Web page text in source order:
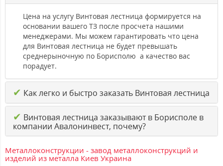
Цена на услугу Винтовая лестница формируется на
основании вашего ТЗ после просчета нашими
менеджерами. Мы можем гарантировать что цена
для Винтовая лестница не будет превышать
среднерыночную по Борисполю а качество вас
порадует.
✔ Как легко и быстро заказать Винтовая лестница
✔ Винтовая лестница заказывают в Борисполе в
компании Авалонинвест, почему?
Металлоконструкции - завод металлоконструкций и
изделий из металла Киев Украина